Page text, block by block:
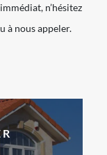
n’hésitez
à nous appeler.